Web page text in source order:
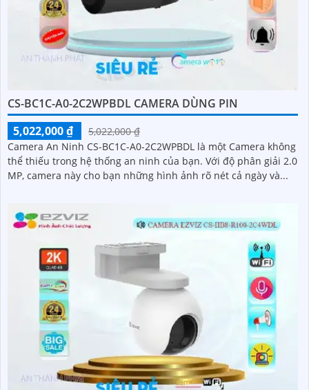
CS-BC1C-A0-2C2WPBDL CAMERA DÙNG PIN
5,022,000 ₫
5,022,000 ₫
Camera An Ninh CS-BC1C-A0-2C2WPBDL là một Camera không
thể thiếu trong hệ thống an ninh của bạn. Với độ phân giải 2.0
MP, camera này cho bạn những hình ảnh rõ nét cả ngày và...